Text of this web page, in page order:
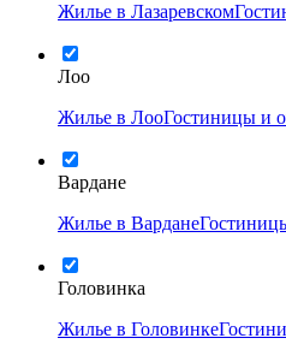
Жилье в Лазаревском
Лоо
Жилье в ЛооГостиницы и
Вардане
Жилье в Вардане
Головинка
Жилье в Головинке